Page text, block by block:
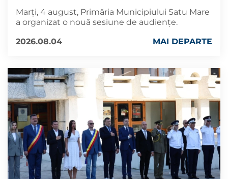
Marți, 4 august, Primăria Municipiului Satu Mare
a organizat o nouă sesiune de audiențe.
2026.08.04
MAI DEPARTE